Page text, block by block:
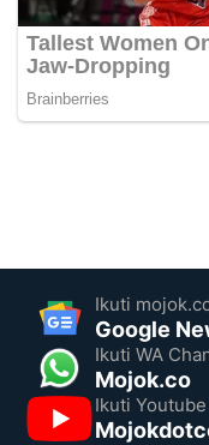
Ikuti
Google
Ikuti WA
Mojok.co
Ikuti